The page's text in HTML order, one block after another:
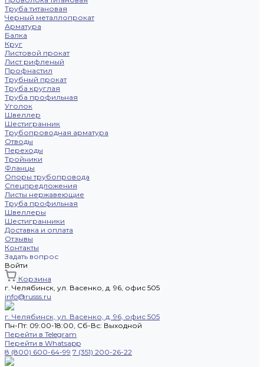
Труба титановая
Черный металлопрокат
Арматура
Балка
Круг
Листовой прокат
Лист рифленый
Профнастил
Трубный прокат
Труба круглая
Труба профильная
Уголок
Швеллер
Шестигранник
Трубопроводная арматура
Отводы
Переходы
Тройники
Фланцы
Опоры трубопровода
Спецпредложения
Листы нержавеющие
Труба профильная
Швеллеры
Шестигранники
Доставка и оплата
Отзывы
Контакты
Задать вопрос
Войти
Корзина
г. Челябинск, ул. Васенко, д. 96, офис 505
info@russs.ru
г. Челябинск, ул. Васенко, д. 96, офис 505
Пн-Пт: 09:00-18:00, Cб-Вс: Выходной
Перейти в Telegram
Перейти в Whatsapp
8 (800) 600-64-99 7 (351) 200-26-22